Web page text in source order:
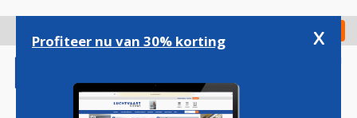
gaan
Check in
Profiteer nu van 30% korting x